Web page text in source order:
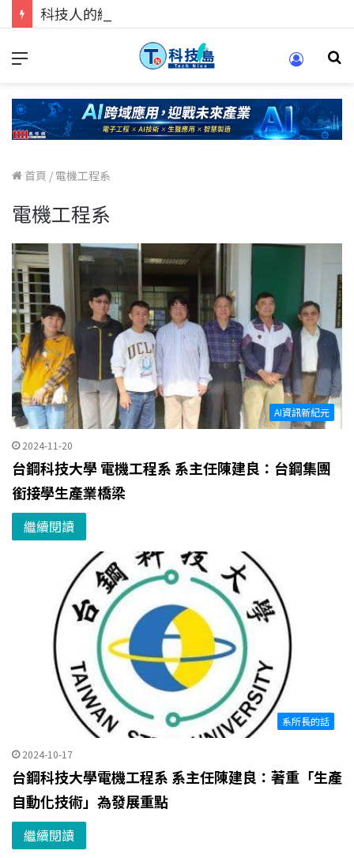
首頁 / 電機工程系
電機工程系
AI資訊新紀元
2024-11-20
台鋼科技大學 電機工程系 系主任陳建良：台鋼集團
銜接學生產業橋梁
繼續閱讀
系所長的話
2024-10-17
台鋼科技大學電機工程系 系主任陳建良：著重「生產
自動化技術」為發展重點
繼續閱讀